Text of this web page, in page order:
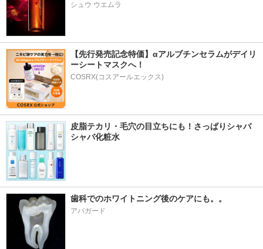
シュウ ウエムラ
【先行発売記念特価】αアルブチンセラムがデイリ
ーシートマスクへ！
COSRX(コスアールエックス)
皮脂テカリ・毛穴の目立ちにも！さっぱりシャバ
シャバ化粧水
歯科でのホワイトニング後のケアにも。。
アパガード